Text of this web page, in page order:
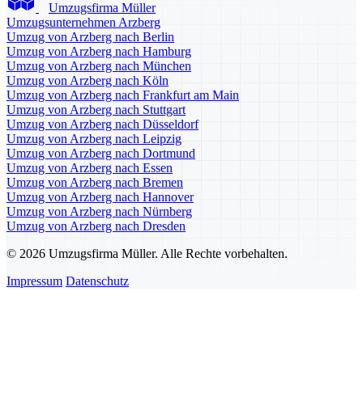
Umzugsfirma Müller
Umzugsunternehmen Arzberg
Umzug von Arzberg nach Berlin
Umzug von Arzberg nach Hamburg
Umzug von Arzberg nach München
Umzug von Arzberg nach Köln
Umzug von Arzberg nach Frankfurt am Main
Umzug von Arzberg nach Stuttgart
Umzug von Arzberg nach Düsseldorf
Umzug von Arzberg nach Leipzig
Umzug von Arzberg nach Dortmund
Umzug von Arzberg nach Essen
Umzug von Arzberg nach Bremen
Umzug von Arzberg nach Hannover
Umzug von Arzberg nach Nürnberg
Umzug von Arzberg nach Dresden
© 2026 Umzugsfirma Müller. Alle Rechte vorbehalten.
Impressum Datenschutz